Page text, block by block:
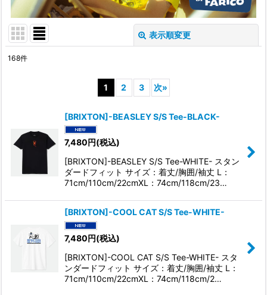
表示順変更
並び順:
絞り込む
168件
1 2 3 次»
[BRIXTON]-BEASLEY S/S Tee-BLACK-
7,480円(税込)
[BRIXTON]-BEASLEY S/S Tee-WHITE- スタン
ダードフィット サイズ：着丈/胸囲/袖丈 L：
71cm/110cm/22cmXL：74cm/118cm/23…
[BRIXTON]-COOL CAT S/S Tee-WHITE-
7,480円(税込)
[BRIXTON]-COOL CAT S/S Tee-WHITE- スタ
ンダードフィット サイズ：着丈/胸囲/袖丈 L：
71cm/110cm/22cmXL：74cm/118cm/2…